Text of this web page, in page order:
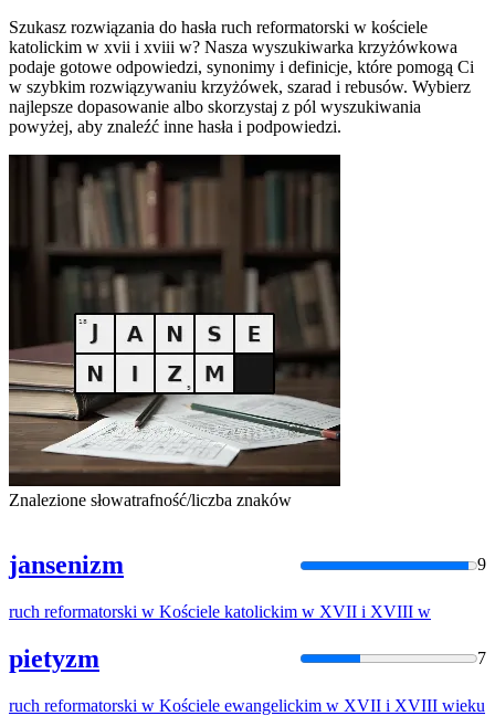
Szukasz rozwiązania do hasła ruch reformatorski w kościele
katolickim w xvii i xviii w? Nasza wyszukiwarka krzyżówkowa
podaje gotowe odpowiedzi, synonimy i definicje, które pomogą Ci
w szybkim rozwiązywaniu krzyżówek, szarad i rebusów. Wybierz
najlepsze dopasowanie albo skorzystaj z pól wyszukiwania
powyżej, aby znaleźć inne hasła i podpowiedzi.
Znalezione słowatrafność/liczba znaków
jansenizm 9
ruch reformatorski w Kościele katolickim w XVII i XVIII w
pietyzm 7
ruch reformatorski w Kościele ewangelickim w XVII i XVIII wieku